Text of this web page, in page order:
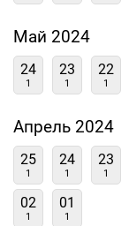
Май 2024
24
1
23
1
22
1
Апрель 2024
25
1
24
1
23
1
02
1
01
1